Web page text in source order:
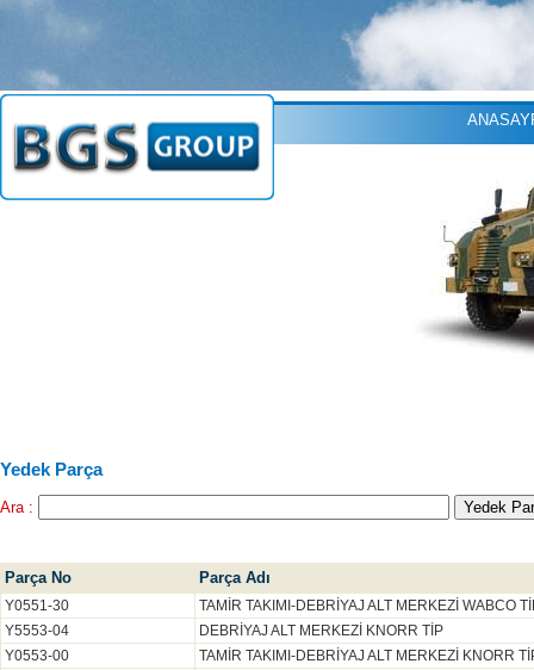
Yedek Parça
Ara :
Parça No Parça Adı
Y0551-30
TAMİR TAKIMI-DEBRİYAJ ALT MERKEZİ WABCO
Y5553-04
DEBRİYAJ ALT MERKEZİ KNORR TİP
Y0553-00
TAMİR TAKIMI-DEBRİYAJ ALT MERKEZİ KNORR